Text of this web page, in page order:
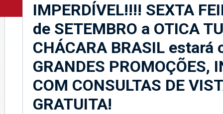
IMPERDÍVEL!!!! SEXTA
de SETEMBRO a OTICA
CHÁCARA BRASIL estará
GRANDES PROMOÇÕES,
COM CONSULTAS DE
GRATUITA!